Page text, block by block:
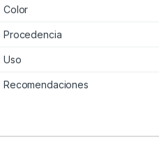
Color
Procedencia
Uso
Recomendaciones